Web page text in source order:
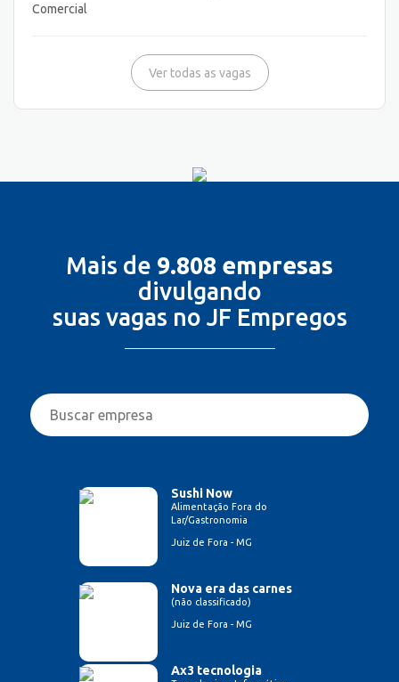
Comercial
Ver todas as vagas
Mais de 9.808 empresas
divulgando
suas vagas no JF Empregos
Sushi Now
Alimentação Fora do
Lar/Gastronomia
Juiz de Fora - MG
Nova era das carnes
(não classificado)
Juiz de Fora - MG
Ax3 tecnologia